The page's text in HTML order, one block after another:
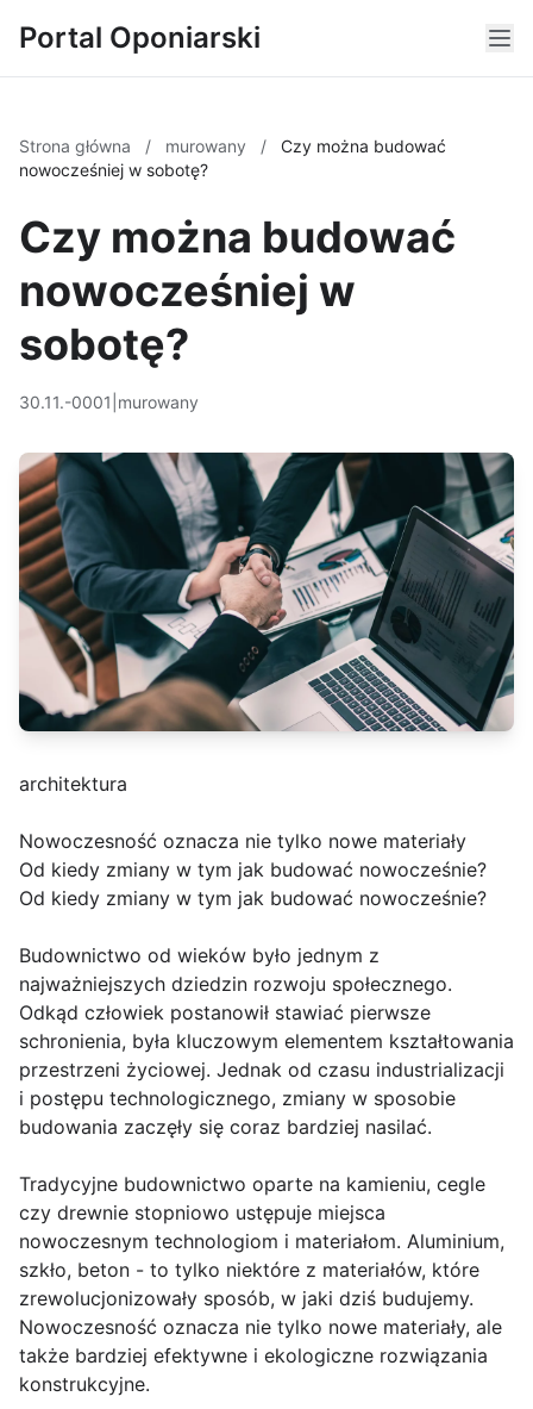
Portal Oponiarski
Strona główna / murowany /
Czy można budować
nowocześniej w sobotę?
Czy można budować
nowocześniej w
sobotę?
30.11.-0001 murowany
architektura
Nowoczesność oznacza nie tylko nowe materiały
Od kiedy zmiany w tym jak budować nowocześnie?
Od kiedy zmiany w tym jak budować nowocześnie?
Budownictwo od wieków było jednym z
najważniejszych dziedzin rozwoju społecznego.
Odkąd człowiek postanowił stawiać pierwsze
schronienia, była kluczowym elementem kształtowania
przestrzeni życiowej. Jednak od czasu industrializacji
i postępu technologicznego, zmiany w sposobie
budowania zaczęły się coraz bardziej nasilać.
Tradycyjne budownictwo oparte na kamieniu, cegle
czy drewnie stopniowo ustępuje miejsca
nowoczesnym technologiom i materiałom. Aluminium,
szkło, beton - to tylko niektóre z materiałów, które
zrewolucjonizowały sposób, w jaki dziś budujemy.
Nowoczesność oznacza nie tylko nowe materiały, ale
także bardziej efektywne i ekologiczne rozwiązania
konstrukcyjne.